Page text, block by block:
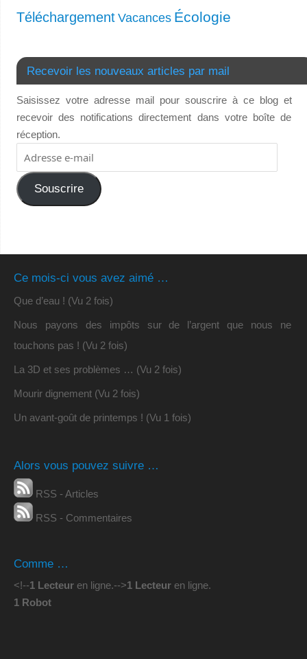
Téléchargement Vacances Écologie
Recevoir les nouveaux articles par mail
Saisissez votre adresse mail pour souscrire à ce blog et
recevoir des notifications directement dans votre boîte de
réception.
Souscrire
Ce mois-ci vous avez aimé …
Que d’eau ! (Vu 2 fois)
Nous payons des impôts sur de l’argent que nous ne
touchons pas ! (Vu 2 fois)
La 3D et ses problèmes … (Vu 2 fois)
Mourir dignement (Vu 2 fois)
Un avant-goût de printemps ! (Vu 1 fois)
Alors vous pouvez suivre …
RSS - Articles
RSS - Commentaires
Comme …
<!--1 Lecteur en ligne.-->1 Lecteur en ligne.
1 Robot